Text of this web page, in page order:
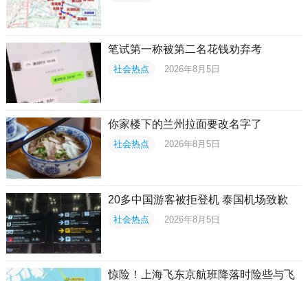
笔试第一称被第二名花钱劝弃考
社会热点 2026年8月5日
你家楼下的兰州拉面要改名字了
社会热点 2026年8月5日
20多中国游客被拒登机 泰国机场致歉
社会热点 2026年8月5日
惊险！上海飞东京航班降落时险些与飞